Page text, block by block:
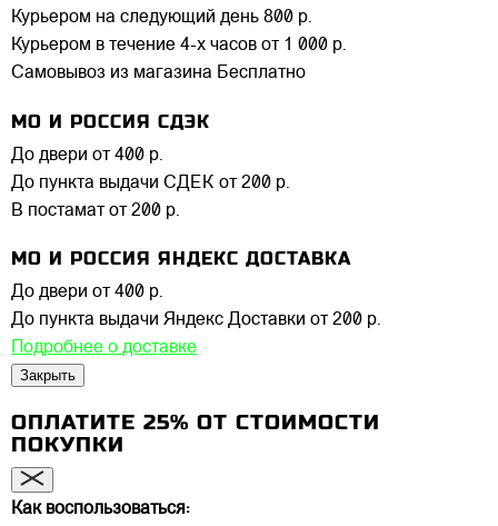
Курьером на следующий день 800 р.
Курьером в течение 4-х часов от 1 000 р.
Самовывоз из магазина Бесплатно
МО И РОССИЯ СДЭК
До двери от 400 р.
До пункта выдачи СДЕК от 200 р.
В постамат от 200 р.
МО И РОССИЯ ЯНДЕКС ДОСТАВКА
До двери от 400 р.
До пункта выдачи Яндекс Доставки от 200 р.
Подробнее о доставке
Закрыть
ОПЛАТИТЕ 25% ОТ СТОИМОСТИ
ПОКУПКИ
Как воспользоваться: